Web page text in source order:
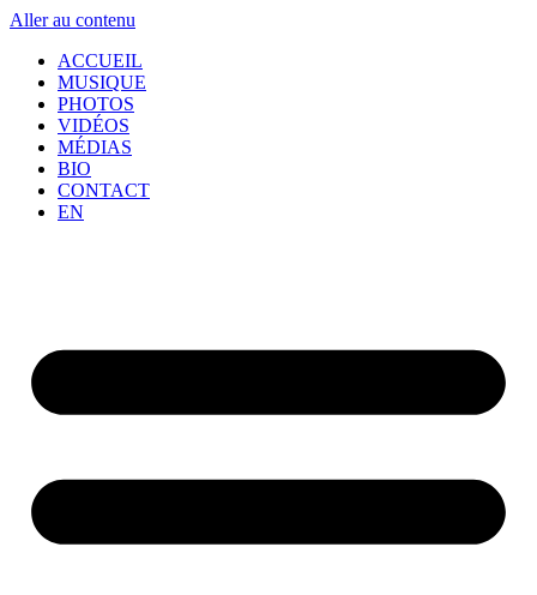
Aller au contenu
ACCUEIL
MUSIQUE
PHOTOS
VIDÉOS
MÉDIAS
BIO
CONTACT
EN